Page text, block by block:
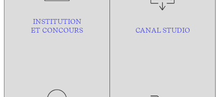
INSTITUTION
ET CONCOURS
CANAL STUDIO